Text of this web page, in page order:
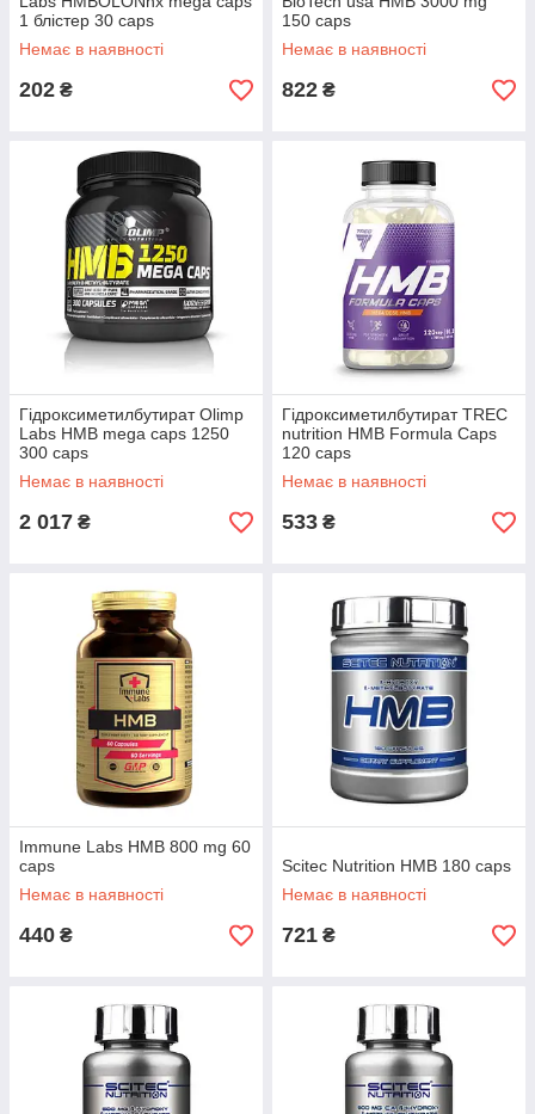
1 блістер 30 caps
Немає в наявності
202 ₴
150 caps
Немає в наявності
822 ₴
Гідроксиметилбутират Olimp
Labs HMB mega caps 1250
300 caps
Немає в наявності
2 017 ₴
Гідроксиметилбутират TREC
nutrition HMB Formula Caps
120 caps
Немає в наявності
533 ₴
Immune Labs HMB 800 mg 60
caps
Немає в наявності
440 ₴
Scitec Nutrition HMB 180 caps
Немає в наявності
721 ₴